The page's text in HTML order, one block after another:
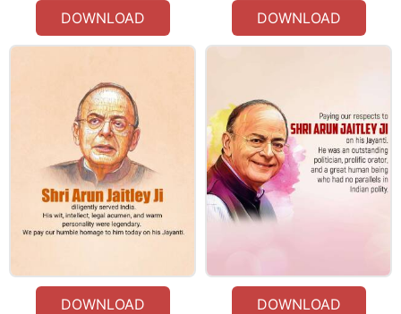
DOWNLOAD DOWNLOAD
DOWNLOAD DOWNLOAD